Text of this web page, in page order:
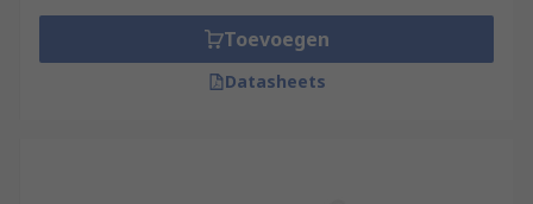
Toevoegen
Datasheets